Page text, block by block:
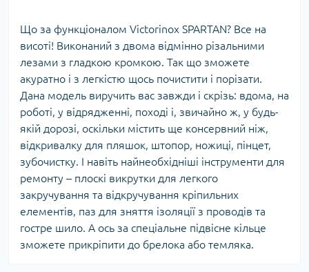
Що за функціоналом Victorinox SPARTAN? Все на
висоті! Виконаний з двома відмінно різальними
лезами з гладкою кромкою. Так що зможете
акуратно і з легкістю щось почистити і порізати.
Дана модель виручить вас завжди і скрізь: вдома, на
роботі, у відрядженні, поході і, звичайно ж, у будь-
якій дорозі, оскільки містить ще консервний ніж,
відкривалку для пляшок, штопор, ножиці, пінцет,
зубочистку. І навіть найнеобхідніші інструменти для
ремонту – плоскі викрутки для легкого
закручування та відкручування кріпильних
елементів, паз для зняття ізоляції з проводів та
гостре шило. А ось за спеціальне підвісне кільце
зможете прикріпити до брелока або темляка.